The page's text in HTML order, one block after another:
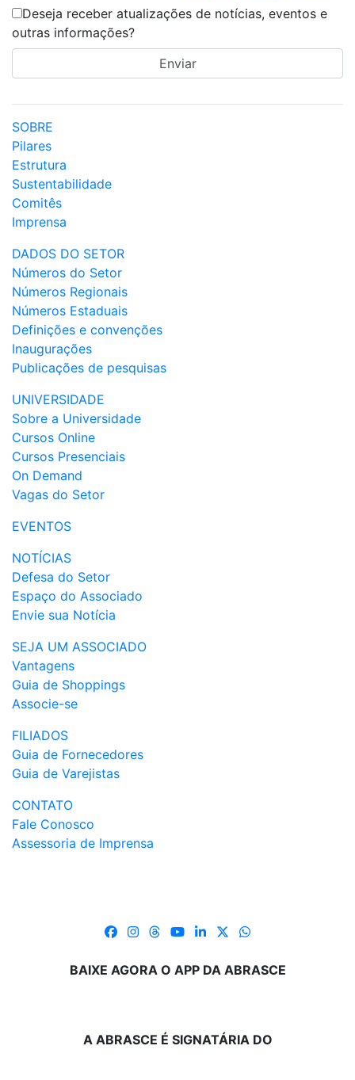
Deseja receber atualizações de notícias, eventos e
outras informações?
SOBRE
Pilares
Estrutura
Sustentabilidade
Comitês
Imprensa
DADOS DO SETOR
Números do Setor
Números Regionais
Números Estaduais
Definições e convenções
Inaugurações
Publicações de pesquisas
UNIVERSIDADE
Sobre a Universidade
Cursos Online
Cursos Presenciais
On Demand
Vagas do Setor
EVENTOS
NOTÍCIAS
Defesa do Setor
Espaço do Associado
Envie sua Notícia
SEJA UM ASSOCIADO
Vantagens
Guia de Shoppings
Associe-se
FILIADOS
Guia de Fornecedores
Guia de Varejistas
CONTATO
Fale Conosco
Assessoria de Imprensa
BAIXE AGORA O APP DA ABRASCE
A ABRASCE É SIGNATÁRIA DO